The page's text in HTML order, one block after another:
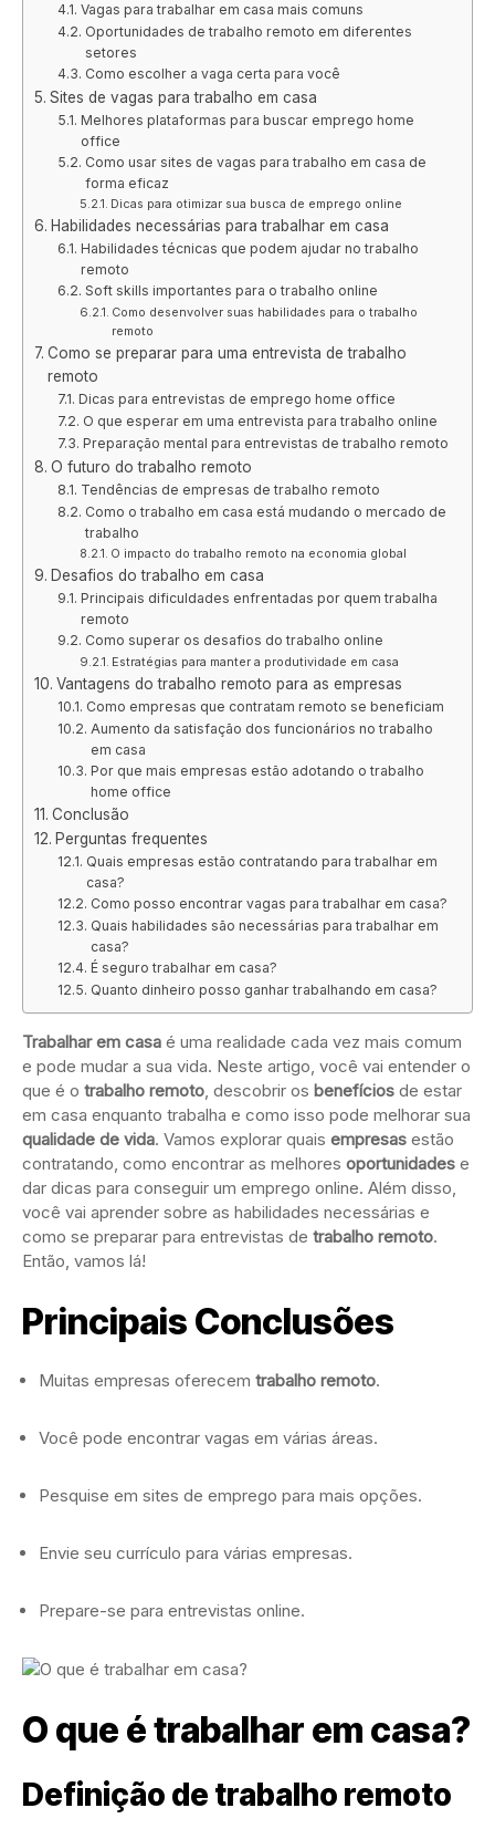
Vagas para trabalhar em casa mais comuns
Oportunidades de trabalho remoto em diferentes
setores
Como escolher a vaga certa para você
Sites de vagas para trabalho em casa
Melhores plataformas para buscar emprego home
office
Como usar sites de vagas para trabalho em casa de
forma eficaz
Dicas para otimizar sua busca de emprego online
Habilidades necessárias para trabalhar em casa
Habilidades técnicas que podem ajudar no trabalho
remoto
Soft skills importantes para o trabalho online
Como desenvolver suas habilidades para o trabalho
remoto
Como se preparar para uma entrevista de trabalho
remoto
Dicas para entrevistas de emprego home office
O que esperar em uma entrevista para trabalho online
Preparação mental para entrevistas de trabalho remoto
O futuro do trabalho remoto
Tendências de empresas de trabalho remoto
Como o trabalho em casa está mudando o mercado de
trabalho
O impacto do trabalho remoto na economia global
Desafios do trabalho em casa
Principais dificuldades enfrentadas por quem trabalha
remoto
Como superar os desafios do trabalho online
Estratégias para manter a produtividade em casa
Vantagens do trabalho remoto para as empresas
Como empresas que contratam remoto se beneficiam
Aumento da satisfação dos funcionários no trabalho
em casa
Por que mais empresas estão adotando o trabalho
home office
Conclusão
Perguntas frequentes
Quais empresas estão contratando para trabalhar em
casa?
Como posso encontrar vagas para trabalhar em casa?
Quais habilidades são necessárias para trabalhar em
casa?
É seguro trabalhar em casa?
Quanto dinheiro posso ganhar trabalhando em casa?
Trabalhar em casa é uma realidade cada vez mais comum
e pode mudar a sua vida. Neste artigo, você vai entender o
que é o trabalho remoto, descobrir os benefícios de estar
em casa enquanto trabalha e como isso pode melhorar sua
qualidade de vida. Vamos explorar quais empresas estão
contratando, como encontrar as melhores oportunidades e
dar dicas para conseguir um emprego online. Além disso,
você vai aprender sobre as habilidades necessárias e
como se preparar para entrevistas de trabalho remoto.
Então, vamos lá!
Principais Conclusões
Muitas empresas oferecem trabalho remoto.
Você pode encontrar vagas em várias áreas.
Pesquise em sites de emprego para mais opções.
Envie seu currículo para várias empresas.
Prepare-se para entrevistas online.
O que é trabalhar em casa?
Definição de trabalho remoto